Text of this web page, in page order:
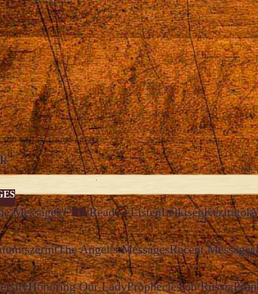
Messages”? Read ListenLelkiségKéziratok
szerintThe Angel’s MessagesRecent Messages
Honoring Our LadyProphecies on Russia